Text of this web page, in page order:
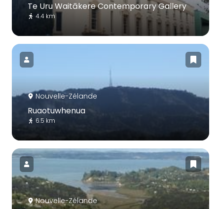
Te Uru Waitākere Contemporary Gallery
4.4 km
Nouvelle-Zélande
Ruaotuwhenua
6.5 km
Nouvelle-Zélande